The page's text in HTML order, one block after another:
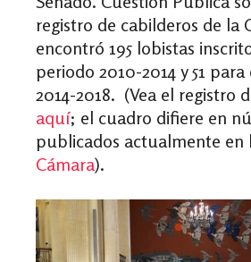
registro de cabilderos de la
encontró 195 lobistas
periodo 2010-2014 y 51
2014-2018. (Vea el registro
aquí; el cuadro difiere en
publicados actualmente en
Cámara).